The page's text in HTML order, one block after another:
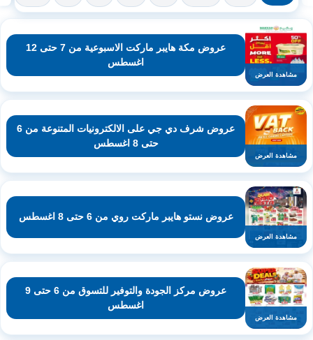
مشاهدة العرض
عروض مكة هايبر ماركت الاسبوعية من 7 حتى 12
اغسطس
مشاهدة العرض
عروض شرف دي جي على الالكترونيات المتنوعة من 6
حتى 8 اغسطس
مشاهدة العرض
عروض نستو هايبر ماركت روي من 6 حتى 8 اغسطس
مشاهدة العرض
عروض مركز الجودة والتوفير للتسوق من 6 حتى 9
اغسطس